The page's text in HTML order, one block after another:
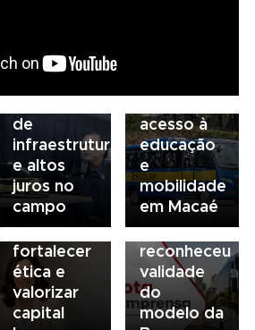
da FAESP
de
infraestrutura
e altos
juros no
campo
acesso à
educação
e
mobilidade
em Macaé
03/08/2026
transporte:
BRT
Sorocaba
utiliza
compliance
para
fortalecer
ética e
valorizar
capital
03/08/2026
Sindicato
esclarece
que STF
não
reconheceu
validade
do
modelo da